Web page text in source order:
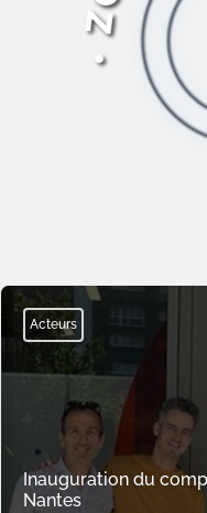
Acteurs
Inauguration du
Nantes